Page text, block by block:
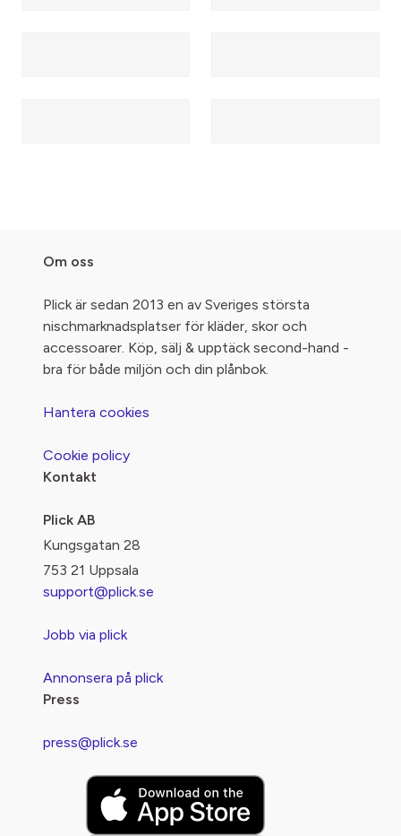
Om oss
Plick är sedan 2013 en av Sveriges största
nischmarknadsplatser för kläder, skor och
accessoarer. Köp, sälj & upptäck second-hand -
bra för både miljön och din plånbok.
Hantera cookies
Cookie policy
Kontakt
Plick AB
Kungsgatan 28
753 21 Uppsala
support@plick.se
Jobb via plick
Annonsera på plick
Press
press@plick.se